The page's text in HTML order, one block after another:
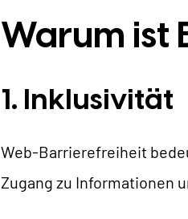
Warum ist
1. Inklusivität
Web-Barrierefreiheit
Zugang zu Informationen